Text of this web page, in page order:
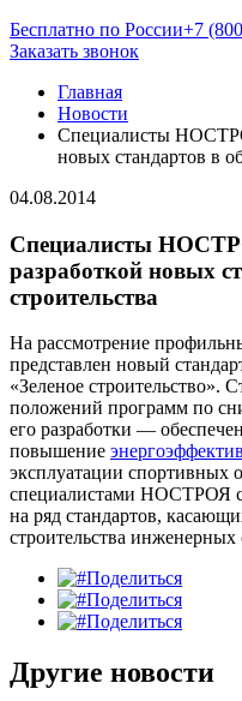
Бесплатно по России+7
Заказать звонок
Главная
Новости
Специалисты
новых стандартов в
04.08.2014
Специалисты
разработкой новых
строительства
На рассмотрение
представлен новый
«Зеленое строительство».
положений программ по
его разработки —
повышение
эксплуатации спортивных
специалистами НОСТРОЯ
на ряд стандартов,
строительства инженерных
Поделиться
Поделиться
Поделиться
Другие новости